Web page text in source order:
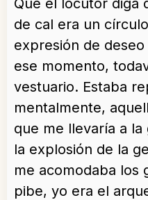
Que el locutor diga
de cal era un
expresión de
ese momento,
vestuario. Estaba
mentalmente,
que me llevaría a
la explosión de la
me acomodaba los
pibe, yo era el